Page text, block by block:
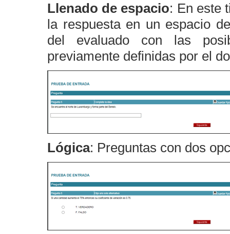
Llenado de espacio: En este
la respuesta en un espacio
del evaluado con las
previamente definidas por el
Lógica: Preguntas con dos